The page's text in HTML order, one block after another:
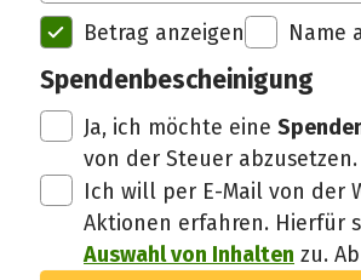
Betrag anzeigen Name
Spendenbescheinigung
Ja, ich möchte eine
von der Steuer abzusetzen.
Ich will per E-Mail von der
Aktionen erfahren. Hierfür
Auswahl von Inhalten zu.